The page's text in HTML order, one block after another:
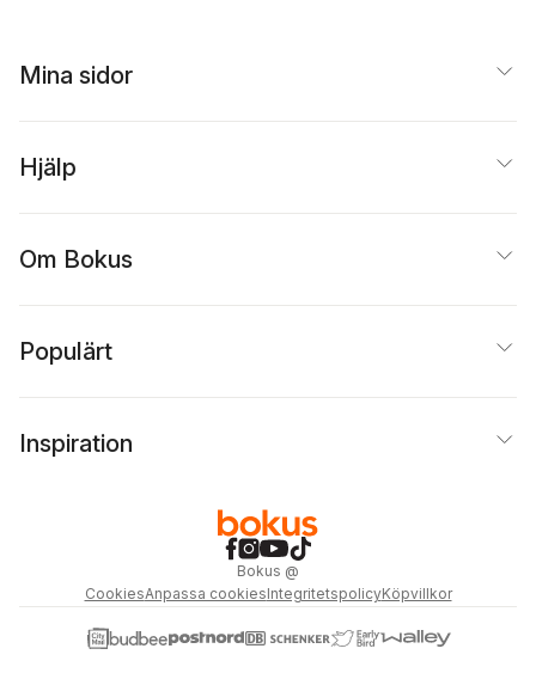
Mina sidor
Hjälp
Om Bokus
Populärt
Inspiration
Bokus @
CookiesAnpassa cookiesIntegritetspolicyKöpvillkor